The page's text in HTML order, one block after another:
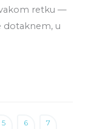
retku —
dotaknem, u
5 6 7